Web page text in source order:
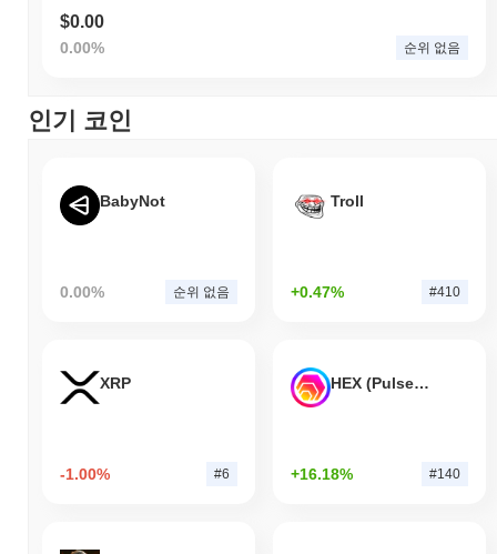
$0.00
0.00% 순위 없음
인기 코인
BabyNot
0.00% 순위 없음
Troll
+0.47% #410
XRP
-1.00% #6
HEX (Pulsechain)
+16.18% #140